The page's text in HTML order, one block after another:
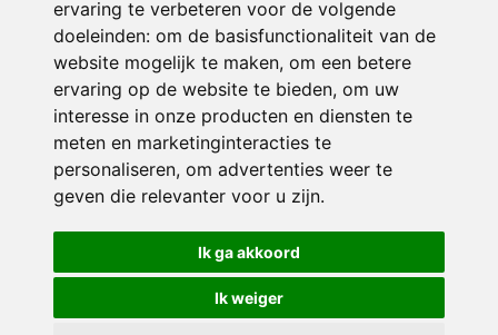
ervaring te verbeteren voor de volgende
doeleinden: om de basisfunctionaliteit van de
website mogelijk te maken, om een betere
ervaring op de website te bieden, om uw
interesse in onze producten en diensten te
meten en marketinginteracties te
personaliseren, om advertenties weer te
geven die relevanter voor u zijn.
Ik ga akkoord
Ik weiger
© 2026 Sint Bernardus | Alle rechten voorbehouden
Privacy policy|Disclaimer| Klachtenregeling|RSIN en Anbi
voorkeuren
Crealisatie The MindOffice